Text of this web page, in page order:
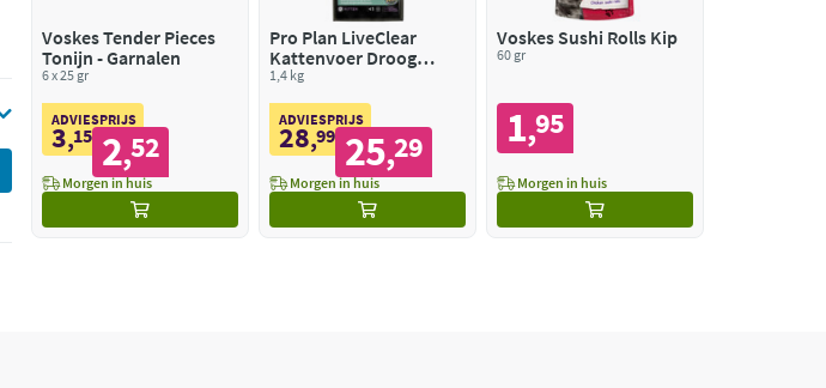
Voskes Tender Pieces
Tonijn - Garnalen
6 x 25 gr
ADVIESPRIJS
3,15 2,52
Morgen in huis
Pro Plan LiveClear
Kattenvoer Droog
Sterilised Kitten
Kalkoen
1,4 kg
ADVIESPRIJS
28,99 25,29
Morgen in huis
Voskes Sushi Rolls Kip
60 gr
1,95
Morgen in huis